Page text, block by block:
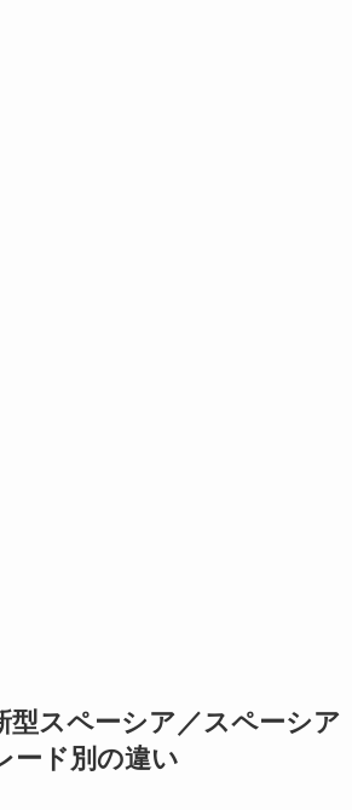
型スペーシア／スペーシア
ード別の違い